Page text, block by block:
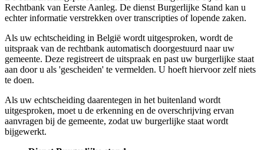
Rechtbank van Eerste Aanleg. De dienst Burgerlijke Stand kan u
echter informatie verstrekken over transcripties of lopende zaken.
Als uw echtscheiding in België wordt uitgesproken, wordt de
uitspraak van de rechtbank automatisch doorgestuurd naar uw
gemeente. Deze registreert de uitspraak en past uw burgerlijke staat
aan door u als 'gescheiden' te vermelden. U hoeft hiervoor zelf niets
te doen.
Als uw echtscheiding daarentegen in het buitenland wordt
uitgesproken, moet u de erkenning en de overschrijving ervan
aanvragen bij de gemeente, zodat uw burgerlijke staat wordt
bijgewerkt.